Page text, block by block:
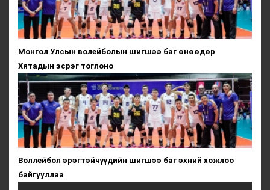
Монгол Улсын волейболын шигшээ баг өнөөдөр
Хятадын эсрэг тоглоно
Воллейбол эрэгтэйчүүдийн шигшээ баг эхний хожлоо
байгууллаа